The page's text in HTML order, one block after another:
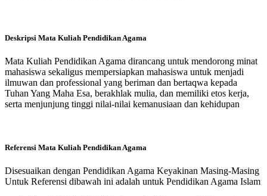
Deskripsi Mata Kuliah Pendidikan Agama
Mata Kuliah Pendidikan Agama dirancang untuk mendorong minat
mahasiswa sekaligus mempersiapkan mahasiswa untuk menjadi
ilmuwan dan professional yang beriman dan bertaqwa kepada
Tuhan Yang Maha Esa, berakhlak mulia, dan memiliki etos kerja,
serta menjunjung tinggi nilai-nilai kemanusiaan dan kehidupan
Referensi Mata Kuliah Pendidikan Agama
Disesuaikan dengan Pendidikan Agama Keyakinan Masing-Masing
Untuk Referensi dibawah ini adalah untuk Pendidikan Agama Islam